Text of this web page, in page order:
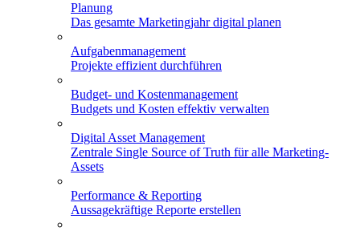
Planung
Das gesamte Marketingjahr digital planen
Aufgabenmanagement
Projekte effizient durchführen
Budget- und Kostenmanagement
Budgets und Kosten effektiv verwalten
Digital Asset Management
Zentrale Single Source of Truth für alle Marketing-
Assets
Performance & Reporting
Aussagekräftige Reporte erstellen